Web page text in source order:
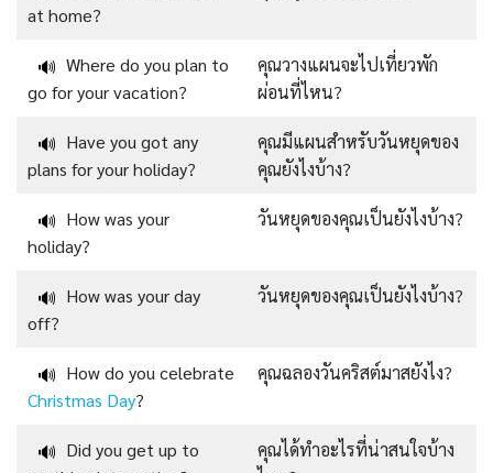
at home?
🔊 Where do you plan to
go for your vacation?
คุณวางแผนจะไปเที่ยวพัก
ผ่อนที่ไหน?
🔊 Have you got any
plans for your holiday?
คุณมีแผนสำหรับวันหยุดของ
คุณยังไงบ้าง?
🔊 How was your
holiday?
วันหยุดของคุณเป็นยังไงบ้าง?
🔊 How was your day
off?
วันหยุดของคุณเป็นยังไงบ้าง?
🔊 How do you celebrate
Christmas Day?
คุณฉลองวันคริสต์มาสยังไง?
🔊 Did you get up to
คุณได้ทำอะไรที่น่าสนใจบ้าง